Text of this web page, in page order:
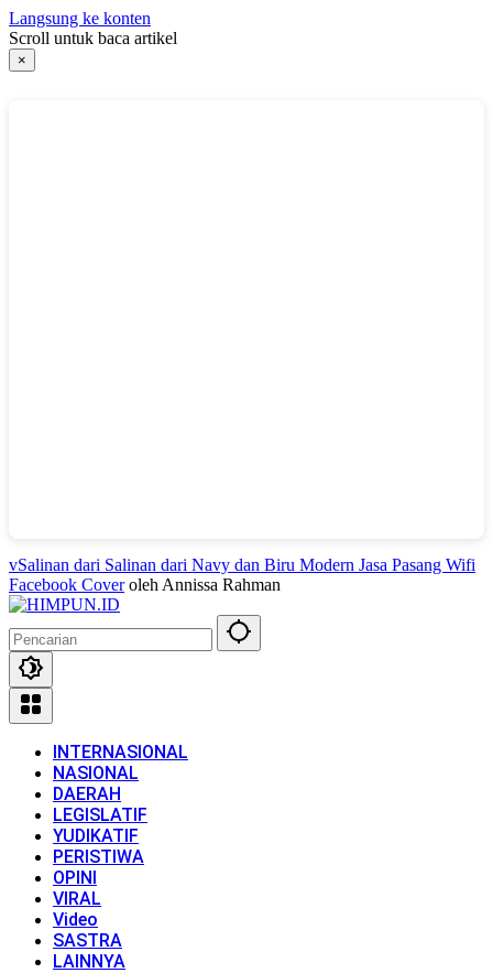
Langsung ke konten
Scroll untuk baca artikel
×
vSalinan dari Salinan dari Navy dan Biru Modern Jasa Pasang Wifi
Facebook Coveroleh Annissa Rahman
INTERNASIONAL
NASIONAL
DAERAH
LEGISLATIF
YUDIKATIF
PERISTIWA
OPINI
VIRAL
Video
SASTRA
LAINNYA